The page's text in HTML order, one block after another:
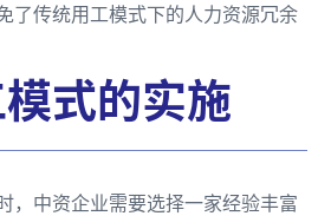
了传统用工模式下的人力资源冗余
式的实施
，中资企业需要选择一家经验丰富